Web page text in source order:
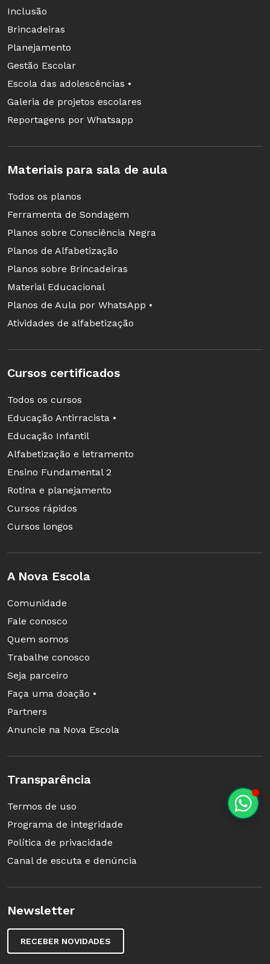
Inclusão
Brincadeiras
Planejamento
Gestão Escolar
Escola das adolescências •
Galeria de projetos escolares
Reportagens por Whatsapp
Materiais para sala de aula
Todos os planos
Ferramenta de Sondagem
Planos sobre Consciência Negra
Planos de Alfabetização
Planos sobre Brincadeiras
Material Educacional
Planos de Aula por WhatsApp •
Atividades de alfabetização
Cursos certificados
Todos os cursos
Educação Antirracista •
Educação Infantil
Alfabetização e letramento
Ensino Fundamental 2
Rotina e planejamento
Cursos rápidos
Cursos longos
A Nova Escola
Comunidade
Fale conosco
Quem somos
Trabalhe conosco
Seja parceiro
Faça uma doação •
Partners
Anuncie na Nova Escola
Transparência
Termos de uso
Programa de integridade
Política de privacidade
Canal de escuta e denúncia
Newsletter
RECEBER NOVIDADES